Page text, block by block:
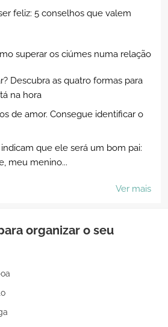
feliz: 5 conselhos que valem
superar os ciúmes numa relação
Descubra as quatro formas para
na hora
de amor. Consegue identificar o
indicam que ele será um bom pai:
meu menino...
Ver mais
organizar o seu